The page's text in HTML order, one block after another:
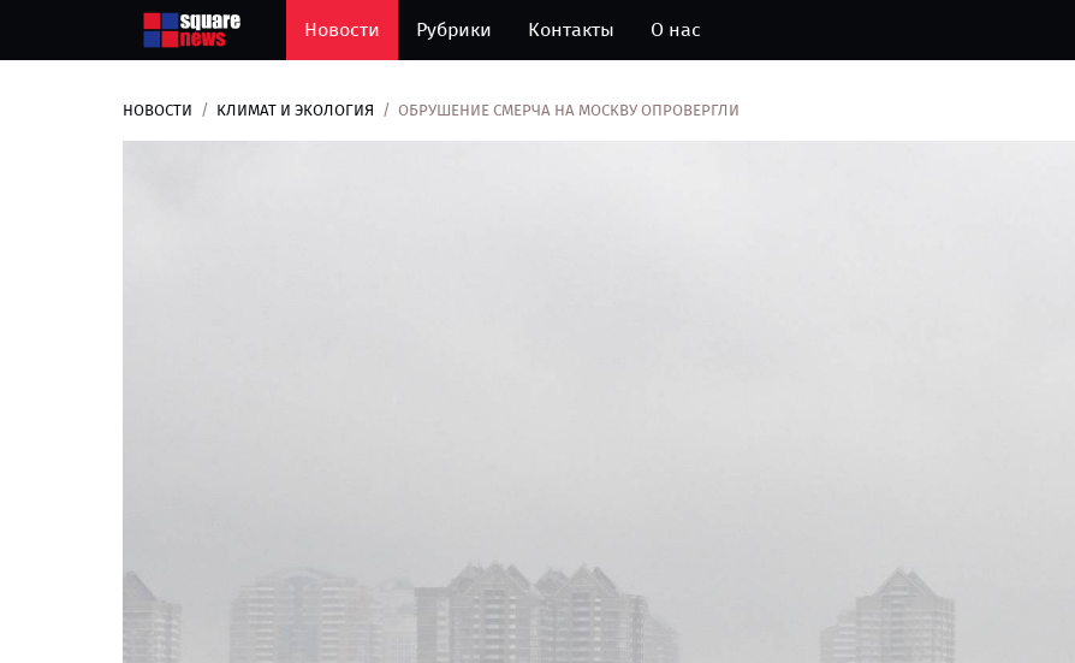
Новости Рубрики Контакты О нас
НОВОСТИ КЛИМАТ И ЭКОЛОГИЯ ОБРУШЕНИЕ СМЕРЧА НА МОСКВУ ОПРОВЕРГЛИ